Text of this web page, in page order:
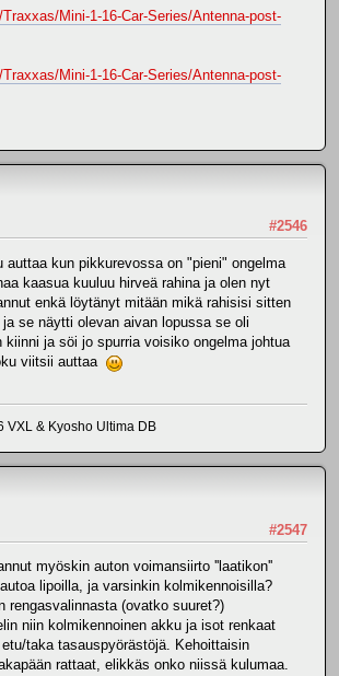
Mini-1-16-Car-Series/Antenna-post-
Mini-1-16-Car-Series/Antenna-post-
#2546
auttaa kun pikkurevossa on "pieni" ongelma
kaasua kuuluu hirveä rahina ja olen nyt
enkä löytänyt mitään mikä rahisisi sitten
se näytti olevan aivan lopussa se oli
kiinni ja söi jo spurria voisiko ongelma johtua
viitsii auttaa
VXL & Kyosho Ultima DB
#2547
myöskin auton voimansiirto ''laatikon''
lipoilla, ja varsinkin kolmikennoisilla?
rengasvalinnasta (ovatko suuret?)
niin kolmikennoinen akku ja isot renkaat
taka tasauspyörästöjä. Kehoittaisin
rattaat, elikkäs onko niissä kulumaa.